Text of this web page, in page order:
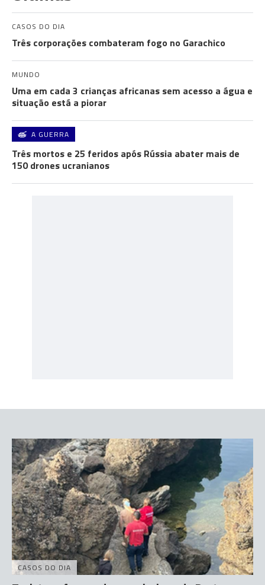
CASOS DO DIA
Três corporações combateram fogo no Garachico
MUNDO
Uma em cada 3 crianças africanas sem acesso a água e
situação está a piorar
A GUERRA
Três mortos e 25 feridos após Rússia abater mais de
150 drones ucranianos
CASOS DO DIA